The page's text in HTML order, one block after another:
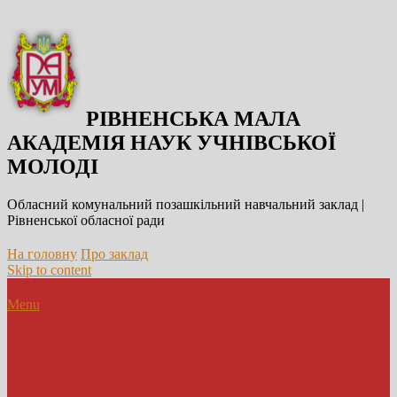
РІВНЕНСЬКА МАЛА
АКАДЕМІЯ НАУК УЧНІВСЬКОЇ
МОЛОДІ
Обласний комунальний позашкільний навчальний заклад |
Рівненської обласної ради
На головну Про заклад
Skip to content
Menu